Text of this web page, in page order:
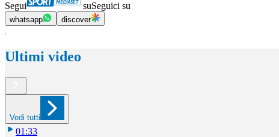
Segui suSeguici su
whatsapp discover
Ultimi video
Vedi tutti
01:33